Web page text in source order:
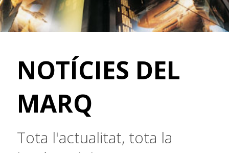
NOTÍCIES DEL
MARQ
Tota l'actualitat, tota la